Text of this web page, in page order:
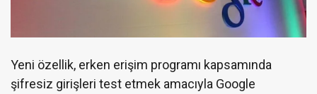
Yeni özellik, erken erişim programı kapsamında
şifresiz girişleri test etmek amacıyla Google